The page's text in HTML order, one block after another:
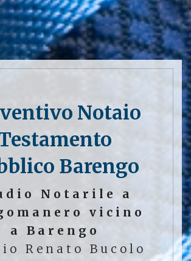
Notaio
Barengo
Notarile a
vicino
a Barengo
Renato Bucolo